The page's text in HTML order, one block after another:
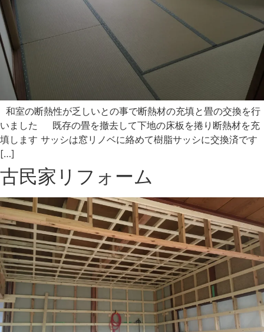
和室の断熱性が乏しいとの事で断熱材の充填と畳の交換を行
いました 既存の畳を撤去して下地の床板を捲り断熱材を充
填します サッシは窓リノベに絡めて樹脂サッシに交換済です
[…]
古民家リフォーム